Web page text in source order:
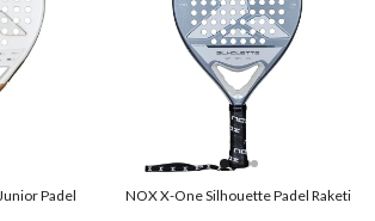
Padel
NOX X-One Silhouette Padel Raketi